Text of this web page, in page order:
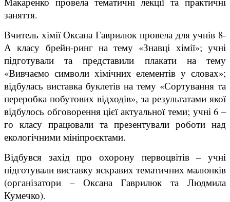
заняття.
Вчитель хімії Оксана Гаврилюк провела для учнів 8-
А класу брейн-ринг на тему «Знавці хімії»; учні
підготували та представили плакати на тему
«Вивчаємо символи хімічних елементів у словах»;
відбулась виставка буклетів на тему «Сортування та
переробка побутових відходів», за результатами якої
відбулось обговорення цієї актуальної теми; учні 6 –
го класу працювали та презентували роботи над
екологічними мініпроєктами.
Відбувся захід про охорону первоцвітів – учні
підготували виставку яскравих тематичних малюнків
(організатори – Оксана Гаврилюк та Людмила
Кумечко).